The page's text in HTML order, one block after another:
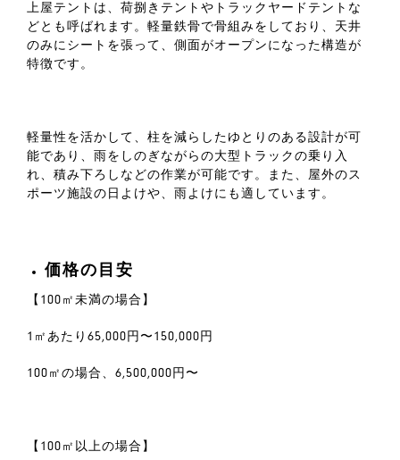
上屋テントは、荷捌きテントやトラックヤードテントな
どとも呼ばれます。軽量鉄骨で骨組みをしており、天井
のみにシートを張って、側面がオープンになった構造が
特徴です。
軽量性を活かして、柱を減らしたゆとりのある設計が可
能であり、雨をしのぎながらの大型トラックの乗り入
れ、積み下ろしなどの作業が可能です。また、屋外のス
ポーツ施設の日よけや、雨よけにも適しています。
価格の目安
【100㎡未満の場合】
1㎡あたり65,000円〜150,000円
100㎡の場合、6,500,000円〜
【100㎡以上の場合】